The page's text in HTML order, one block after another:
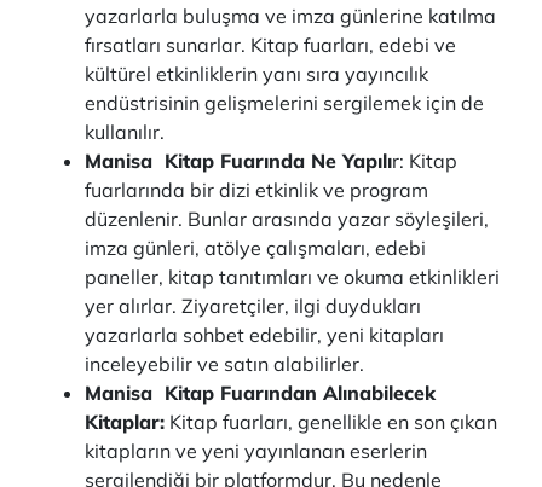
yazarlarla buluşma ve imza günlerine katılma
fırsatları sunarlar. Kitap fuarları, edebi ve
kültürel etkinliklerin yanı sıra yayıncılık
endüstrisinin gelişmelerini sergilemek için de
kullanılır.
Manisa Kitap Fuarında Ne Yapılır: Kitap
fuarlarında bir dizi etkinlik ve program
düzenlenir. Bunlar arasında yazar söyleşileri,
imza günleri, atölye çalışmaları, edebi
paneller, kitap tanıtımları ve okuma etkinlikleri
yer alırlar. Ziyaretçiler, ilgi duydukları
yazarlarla sohbet edebilir, yeni kitapları
inceleyebilir ve satın alabilirler.
Manisa Kitap Fuarından Alınabilecek
Kitaplar: Kitap fuarları, genellikle en son çıkan
kitapların ve yeni yayınlanan eserlerin
sergilendiği bir platformdur. Bu nedenle